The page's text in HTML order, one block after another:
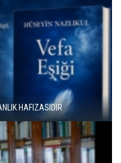
“BÖĞÜRTLEN ÖPÜCÜĞÜ”